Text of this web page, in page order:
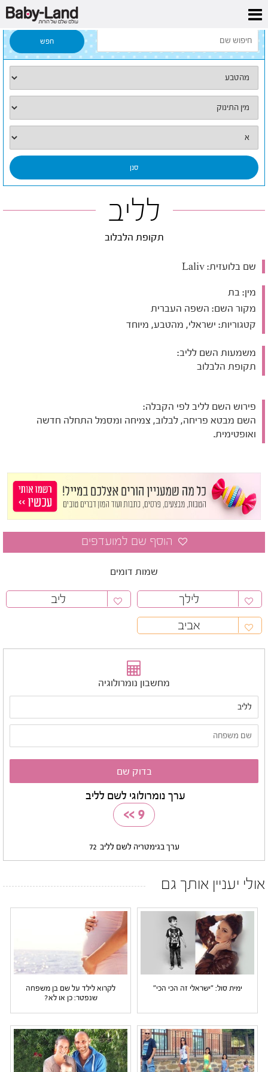
דף הבית
לליב
תקופת הלבלוב
שם בלועזית:
מין: בת
מקור השם: השפה העברית
קטגוריות: ישראלי, מהטבע, מיוחד
משמעות השם לליב:
תקופת הלבלוב
פירוש השם לליב לפי הקבלה:
השם מבטא פריחה, לבלוב, צמיחה ומסמל התחלה חדשה
ואופטימית.
שמות דומים
לילך
ליב
אביב
מחשבון נומרולוגיה
ערך נומרולוגי לשם לליב
9
>>
ערך בגימטריה לשם לליב 72
אולי יעניין אותך גם
ימית סול: "ישראלי זה הכי הכי"
לקרוא לילד על שם בן משפחה
שנפטר: כן או לא?